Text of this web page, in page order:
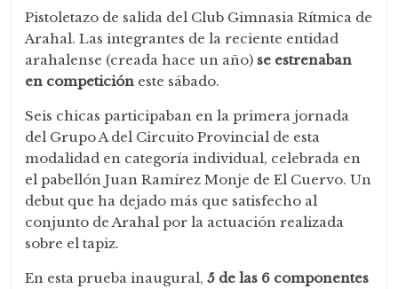
Pistoletazo de salida del Club Gimnasia Rítmica de
Arahal. Las integrantes de la reciente entidad
arahalense (creada hace un año) se estrenaban
en competición este sábado.
Seis chicas participaban en la primera jornada
del Grupo A del Circuito Provincial de esta
modalidad en categoría individual, celebrada en
el pabellón Juan Ramírez Monje de El Cuervo. Un
debut que ha dejado más que satisfecho al
conjunto de Arahal por la actuación realizada
sobre el tapiz.
En esta prueba inaugural,5 de las 6 componentes